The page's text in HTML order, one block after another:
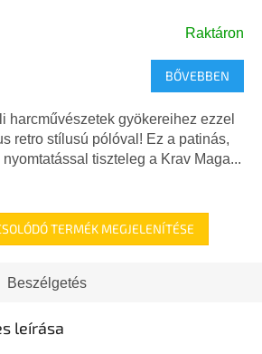
Raktáron
BŐVEBBEN
harcművészetek gyökereihez ezzel
retro stílusú pólóval! Ez a patinás,
tiszteleg a Krav Maga...
TERMÉK MEGJELENÍTÉSE
Beszélgetés
leírása